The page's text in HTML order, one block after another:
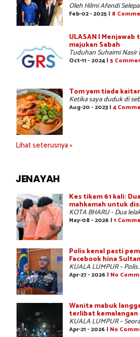
Oleh Hilmi Afendi
Feb-02 - 2025 | 8
ULASAN | Menjawab
majukan Sabah
Tuduhan Suhaimi Nasir
Oct-11 - 2024 | 5
Tom yam tiada
Ketika saya duduk di
Aug-20 - 2023 | 4
Lihat seterusnya »
JENAYAH
Kes tikam 61 kali:
mahkamah untuk
KOTA BHARU - Dua
May-08 - 2026 | 1
Polis kenal pasti
Facebook hina
KUALA LUMPUR –
Apr-27 - 2026 | No
Wanita mabuk
terlibat kemalangan
KUALA LUMPUR –
Apr-21 - 2026 | No